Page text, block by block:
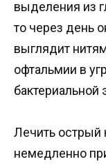
выделения из
то через день
выглядит
офтальмии в
бактериальной
Лечить острый
немедленно